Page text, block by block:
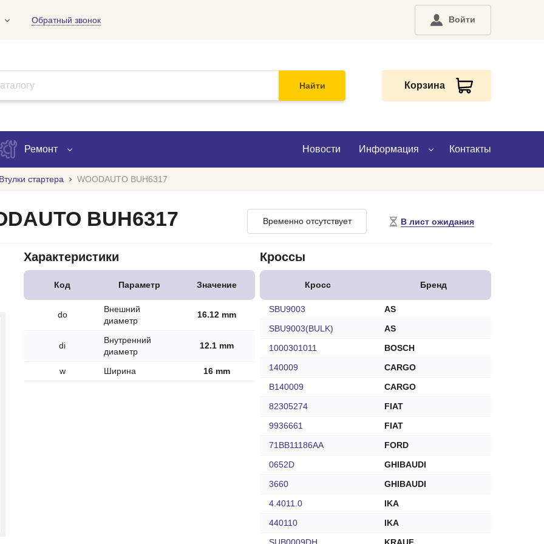
Обратный звонок Войти
Найти Корзина
Ремонт
Проверка ремонта
Новости Информация
Доставка
Контакты
Втулки стартера WOODAUTO BUH6317
Временно отсутствует В лист ожидания
BUH6317
Характеристики
Код Параметр Значение
do
Внешний
диаметр
16.12 mm
di
Внутренний
диаметр
12.1 mm
w Ширина 16 mm
Кроссы
Кросс Бренд
SBU9003
AS
SBU9003(BULK)
AS
1000301011
BOSCH
140009
CARGO
B140009
CARGO
82305274
FIAT
9936661
FIAT
71BB11186AA
FORD
0652D
GHIBAUDI
3660
GHIBAUDI
4.4011.0
IKA
440110
IKA